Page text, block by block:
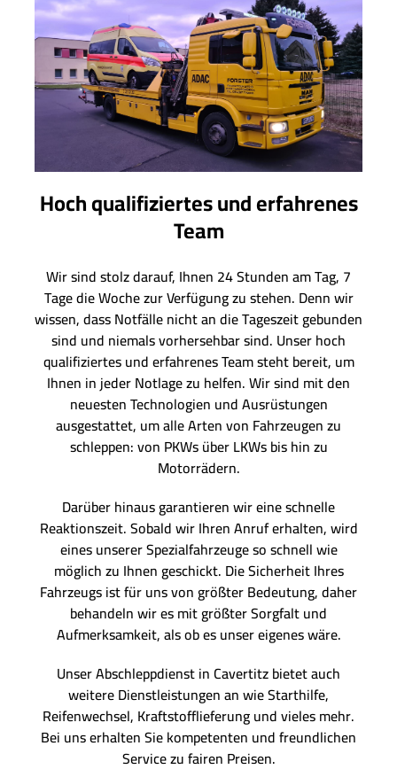
Hoch qualifiziertes und erfahrenes
Team
Wir sind stolz darauf, Ihnen 24 Stunden am Tag, 7
Tage die Woche zur Verfügung zu stehen. Denn wir
wissen, dass Notfälle nicht an die Tageszeit gebunden
sind und niemals vorhersehbar sind. Unser hoch
qualifiziertes und erfahrenes Team steht bereit, um
Ihnen in jeder Notlage zu helfen. Wir sind mit den
neuesten Technologien und Ausrüstungen
ausgestattet, um alle Arten von Fahrzeugen zu
schleppen: von PKWs über LKWs bis hin zu
Motorrädern.
Darüber hinaus garantieren wir eine schnelle
Reaktionszeit. Sobald wir Ihren Anruf erhalten, wird
eines unserer Spezialfahrzeuge so schnell wie
möglich zu Ihnen geschickt. Die Sicherheit Ihres
Fahrzeugs ist für uns von größter Bedeutung, daher
behandeln wir es mit größter Sorgfalt und
Aufmerksamkeit, als ob es unser eigenes wäre.
Unser Abschleppdienst in Cavertitz bietet auch
weitere Dienstleistungen an wie Starthilfe,
Reifenwechsel, Kraftstofflieferung und vieles mehr.
Bei uns erhalten Sie kompetenten und freundlichen
Service zu fairen Preisen.